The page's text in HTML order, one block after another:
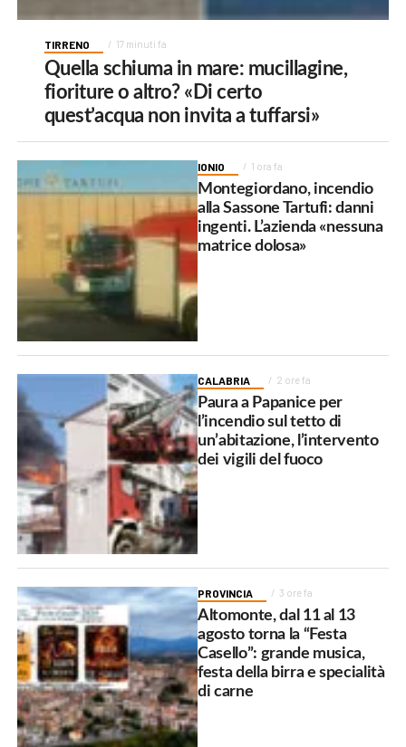
TIRRENO 17 minuti fa
Quella schiuma in mare: mucillagine,
fioriture o altro? «Di certo
quest’acqua non invita a tuffarsi»
IONIO 1 ora fa
Montegiordano, incendio
alla Sassone Tartufi: danni
ingenti. L’azienda «nessuna
matrice dolosa»
CALABRIA 2 ore fa
Paura a Papanice per
l’incendio sul tetto di
un’abitazione, l’intervento
dei vigili del fuoco
PROVINCIA 3 ore fa
Altomonte, dal 11 al 13
agosto torna la “Festa
Casello”: grande musica,
festa della birra e specialità
di carne